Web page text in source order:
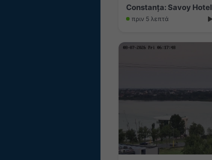
Constanța: Savoy Hotel
πριν 5 λεπτά